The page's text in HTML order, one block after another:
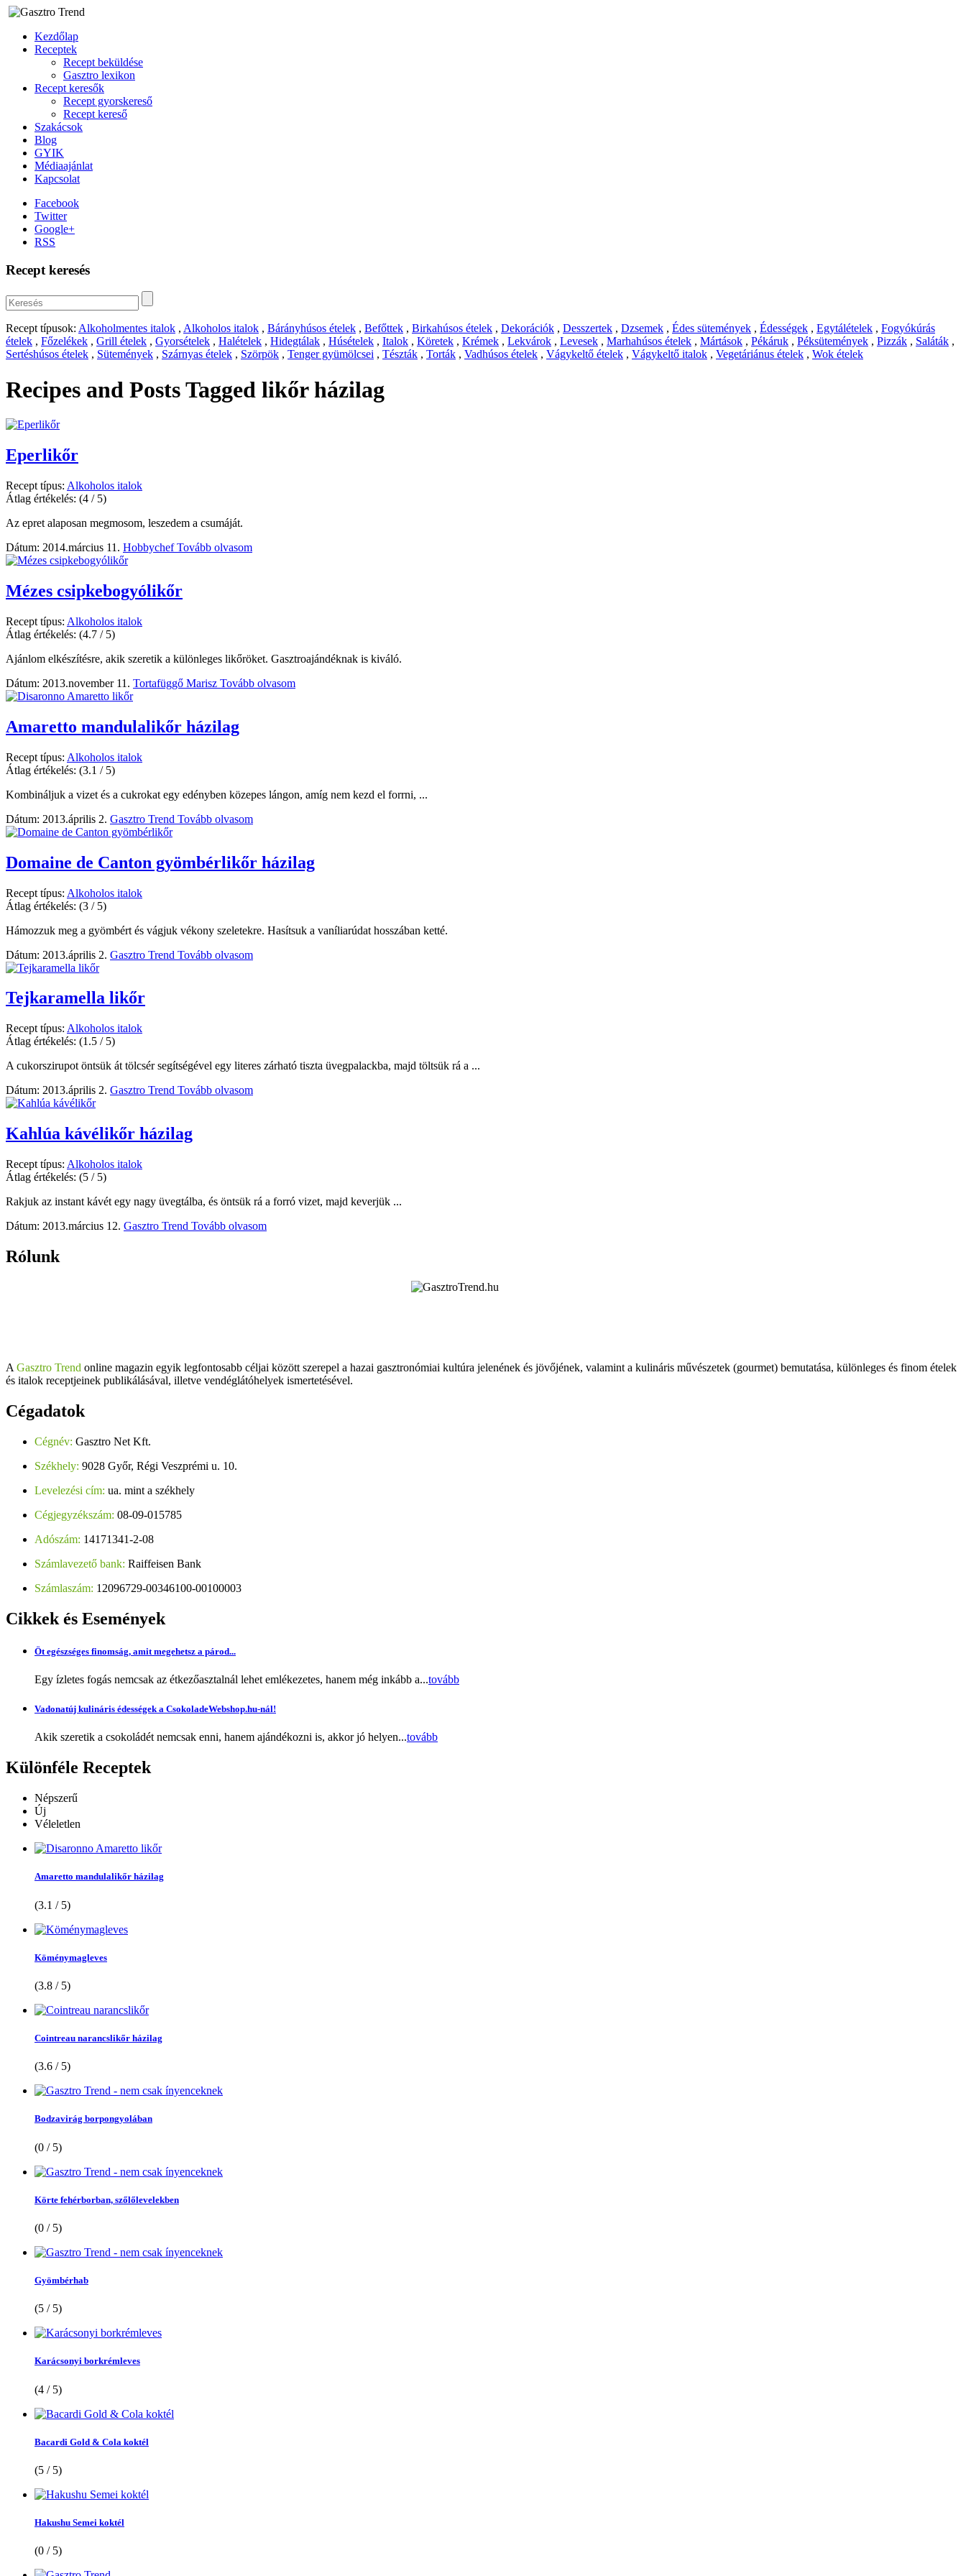
Kezdőlap
Receptek
Recept beküldése
Gasztro lexikon
Recept keresők
Recept gyorskereső
Recept kereső
Szakácsok
Blog
GYIK
Médiaajánlat
Kapcsolat
Facebook
Twitter
Google+
RSS
Recept keresés
Recept típusok: Alkoholmentes italok , Alkoholos italok , Bárányhúsos ételek , Befőttek , Birkahúsos ételek , Dekorációk , Desszertek , Dzsemek , Édes sütemények , Édességek , Egytálételek , Fogyókúrás
ételek , Főzelékek , Grill ételek , Gyorsételek , Halételek , Hidegtálak , Húsételek , Italok , Köretek , Krémek , Lekvárok , Levesek , Marhahúsos ételek , Mártások , Pékáruk , Péksütemények , Pizzák , Saláták ,
Sertéshúsos ételek , Sütemények , Szárnyas ételek , Szörpök , Tenger gyümölcsei , Tészták , Torták , Vadhúsos ételek , Vágykeltő ételek , Vágykeltő italok , Vegetáriánus ételek , Wok ételek
Recipes and Posts Tagged likőr házilag
Eperlikőr
Recept típus: Alkoholos italok
Átlag értékelés: (4 / 5)
Az epret alaposan megmosom, leszedem a csumáját.
Dátum: 2014.március 11. HobbychefTovább olvasom
Mézes csipkebogyólikőr
Recept típus: Alkoholos italok
Átlag értékelés: (4.7 / 5)
Ajánlom elkészítésre, akik szeretik a különleges likőröket. Gasztroajándéknak is kiváló.
Dátum: 2013.november 11. Tortafüggő Marisz Tovább olvasom
Amaretto mandulalikőr házilag
Recept típus: Alkoholos italok
Átlag értékelés: (3.1 / 5)
Kombináljuk a vizet és a cukrokat egy edényben közepes lángon, amíg nem kezd el forrni, ...
Dátum: 2013.április 2. Gasztro Trend Tovább olvasom
Domaine de Canton gyömbérlikőr házilag
Recept típus: Alkoholos italok
Átlag értékelés: (3 / 5)
Hámozzuk meg a gyömbért és vágjuk vékony szeletekre. Hasítsuk a vaníliarúdat hosszában ketté.
Dátum: 2013.április 2. Gasztro Trend Tovább olvasom
Tejkaramella likőr
Recept típus: Alkoholos italok
Átlag értékelés: (1.5 / 5)
A cukorszirupot öntsük át tölcsér segítségével egy literes zárható tiszta üvegpalackba, majd töltsük rá a ...
Dátum: 2013.április 2. Gasztro Trend Tovább olvasom
Kahlúa kávélikőr házilag
Recept típus: Alkoholos italok
Átlag értékelés: (5 / 5)
Rakjuk az instant kávét egy nagy üvegtálba, és öntsük rá a forró vizet, majd keverjük ...
Dátum: 2013.március 12. Gasztro Trend Tovább olvasom
Rólunk
A Gasztro Trend online magazin egyik legfontosabb céljai között szerepel a hazai gasztronómiai kultúra jelenének és jövőjének, valamint a kulináris művészetek (gourmet) bemutatása, különleges és finom ételek
és italok receptjeinek publikálásával, illetve vendéglátóhelyek ismertetésével.
Cégadatok
Cégnév: Gasztro Net Kft.
Székhely: 9028 Győr, Régi Veszprémi u. 10.
Levelezési cím: ua. mint a székhely
Cégjegyzékszám: 08-09-015785
Adószám: 14171341-2-08
Számlavezető bank: Raiffeisen Bank
Számlaszám: 12096729-00346100-00100003
Cikkek és Események
Öt egészséges finomság, amit megehetsz a párod...
Egy ízletes fogás nemcsak az étkezőasztalnál lehet emlékezetes, hanem még inkább a...tovább
Vadonatúj kulináris édességek a CsokoladeWebshop.hu-nál!
Akik szeretik a csokoládét nemcsak enni, hanem ajándékozni is, akkor jó helyen...tovább
Különféle Receptek
Népszerű
Új
Véleletlen
Amaretto mandulalikőr házilag
(3.1 / 5)
Köménymagleves
(3.8 / 5)
Cointreau narancslikőr házilag
(3.6 / 5)
Bodzavirág borpongyolában
(0 / 5)
Körte fehérborban, szőlőlevelekben
(0 / 5)
Gyömbérhab
(5 / 5)
Karácsonyi borkrémleves
(4 / 5)
Bacardi Gold & Cola koktél
(5 / 5)
Hakushu Semei koktél
(0 / 5)